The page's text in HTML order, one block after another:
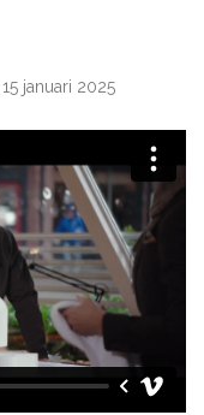
januari 2025